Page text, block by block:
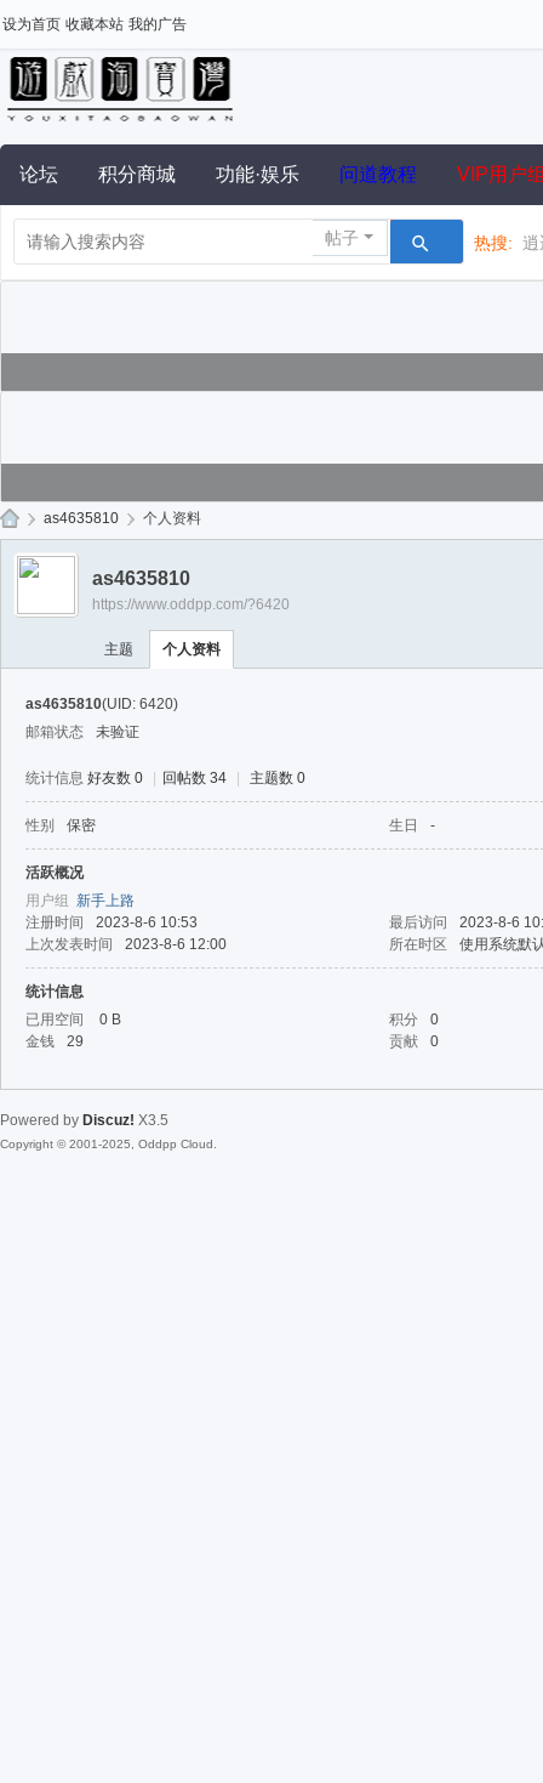
设为首页 收藏本站 我的广告
论坛 积分商城 功能·娱乐 问道教程 VIP用户
帖子 热搜: 逍
游
淘
› as4635810 › 个人资料
as4635810
https://www.oddpp.com/?6420
主题 个人资料
as4635810(UID: 6420)
邮箱状态
未验证
统计信息 好友数 0 回帖数 34 主题数 0
性别 保密 生日 -
活跃概况
用户组 新手上路
注册时间
2023-8-6 10:53 最后访问
2023-8-6
上次发表时间
2023-8-6 12:00 所在时区 使用系统默
统计信息
已用空间
0 B 积分
0
金钱
29 贡献 0
Powered by Discuz! X3.5
Copyright © 2001-2025, Oddpp Cloud.